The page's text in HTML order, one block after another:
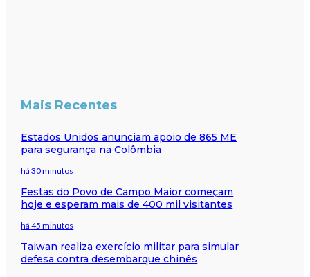
Mais Recentes
Estados Unidos anunciam apoio de 865 ME
para segurança na Colômbia
há 30 minutos
Festas do Povo de Campo Maior começam
hoje e esperam mais de 400 mil visitantes
há 45 minutos
Taiwan realiza exercício militar para simular
defesa contra desembarque chinês